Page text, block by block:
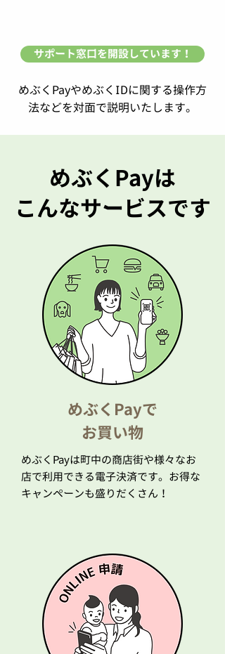
サポート窓口を開設しています！
めぶくPayやめぶくIDに関する操作方
法などを​対面で説明いたします。
めぶく​Payは
こんなサービスです
めぶく​Payで
お買い物
めぶくPayは町中の商店街や様々なお
店で利用できる電子決済です。お得な
キャンペーンも盛りだくさん！